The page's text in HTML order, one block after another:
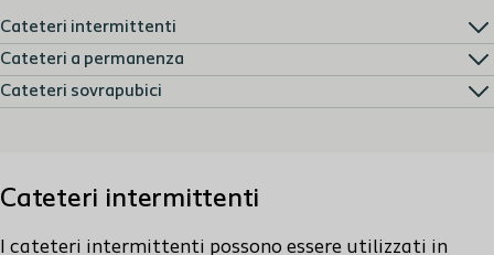
Cateteri intermittenti
Cateteri a permanenza
Cateteri sovrapubici
Cateteri intermittenti
I cateteri intermittenti possono essere utilizzati in